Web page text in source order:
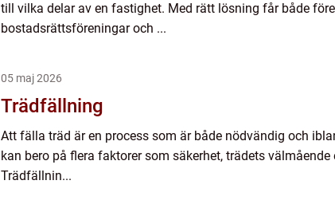
till vilka delar av en fastighet. Med rätt lösning får både
bostadsrättsföreningar och ...
05 maj 2026
Trädfällning
Att fälla träd är en process som är både nödvändig och
kan bero på flera faktorer som säkerhet, trädets välmående
Trädfällnin...